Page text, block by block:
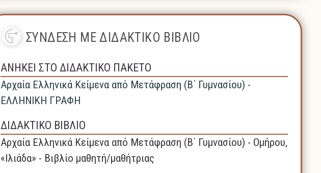
ΣΥΝΔΕΣΗ ΜΕ ΔΙΔΑΚΤΙΚΟ ΒΙΒΛΙΟ
ΑΝΗΚΕΙ ΣΤΟ ΔΙΔΑΚΤΙΚΟ ΠΑΚΕΤΟ
Αρχαία Ελληνικά Κείμενα από Μετάφραση (Β΄ Γυμνασίου) -
ΕΛΛΗΝΙΚΗ ΓΡΑΦΗ
ΔΙΔΑΚΤΙΚΟ ΒΙΒΛΙΟ
Αρχαία Ελληνικά Κείμενα από Μετάφραση (Β΄ Γυμνασίου) - Ομήρου,
«Ιλιάδα» - Βιβλίο μαθητή/μαθήτριας